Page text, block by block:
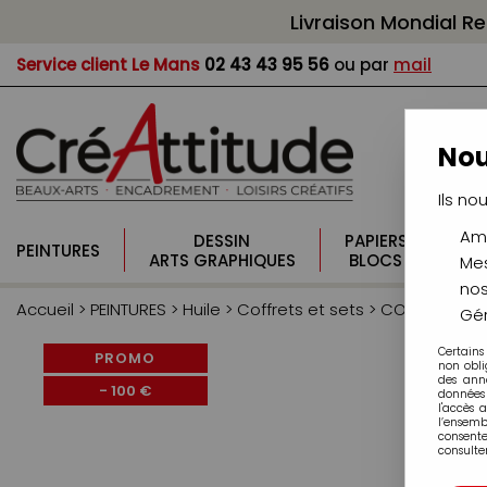
Livraison Mondial
Service client Le Mans 02 43 43 95 56 ou par mail
PEINTURES
DESSIN
ARTS GRAPHIQUES
PAPIERS
BLOCS
Accueil > PEINTURES > Huile > Coffrets et sets > COFFRET
PROMO
- 100 €
Ils
Certains
non
des
l'accès